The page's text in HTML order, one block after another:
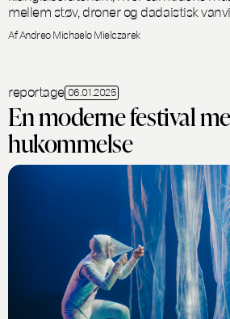
mellem støv, droner og dadaistisk
Af Andreo Michaelo Mielczarek
reportage 06.01.2025
En moderne festival
hukommelse